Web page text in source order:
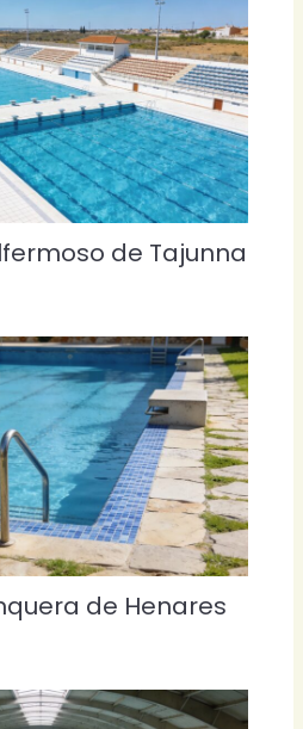
de Tajunna
de Henares